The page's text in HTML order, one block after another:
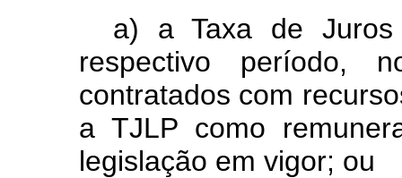
a) a Taxa de
respectivo período,
contratados com
a TJLP como
legislação em vigor; ou